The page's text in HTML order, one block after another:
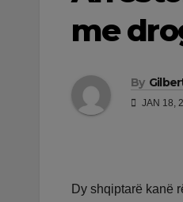
me
By
JAN 18,
Dy shqiptarë kanë